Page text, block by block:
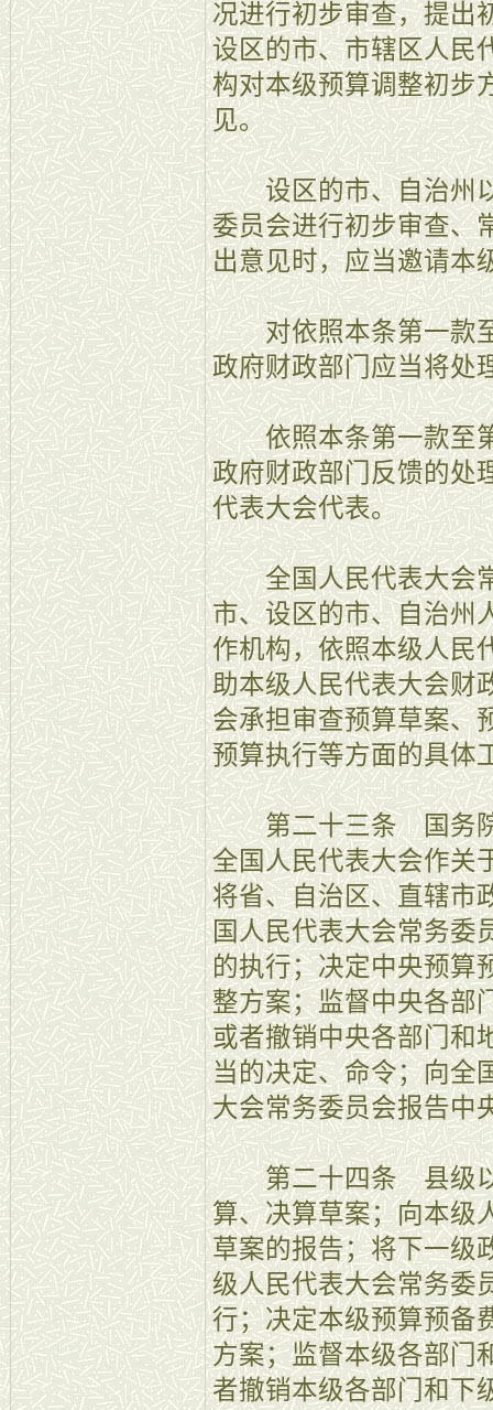
况进行初步审查，提出
设区的市、市辖区人民
构对本级预算调整初步
见。
设区的市、自治州以
委员会进行初步审查、
出意见时，应当邀请本
对依照本条第一款至
政府财政部门应当将处
依照本条第一款至第
政府财政部门反馈的处
代表大会代表。
全国人民代表大会常
市、设区的市、自治州
作机构，依照本级人民
助本级人民代表大会财
会承担审查预算草案、
预算执行等方面的具体
第二十三条 国务院
全国人民代表大会作关
将省、自治区、直辖市
国人民代表大会常务委
的执行；决定中央预算
整方案；监督中央各部
或者撤销中央各部门和
当的决定、命令；向全
大会常务委员会报告中
第二十四条 县级以
算、决算草案；向本级
草案的报告；将下一级
级人民代表大会常务委
行；决定本级预算预备
方案；监督本级各部门
者撤销本级各部门和下